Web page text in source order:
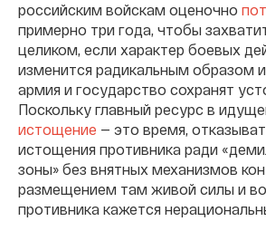
российским войскам оценочно
примерно три года, чтобы
целиком, если характер боевых
изменится радикальным образом
армия и государство сохранят
Поскольку главный ресурс в
истощение — это время,
истощения противника ради
зоны» без внятных механизмов
размещением там живой силы и
противника кажется